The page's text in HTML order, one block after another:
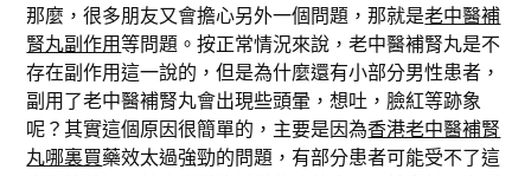
那麼，很多朋友又會擔心另外一個問題，那就是老中醫補
腎丸副作用等問題。按正常情況來說，老中醫補腎丸是不
存在副作用這一說的，但是為什麼還有小部分男性患者，
副用了老中醫補腎丸會出現些頭暈，想吐，臉紅等跡象
呢？其實這個原因很簡單的，主要是因為香港老中醫補腎
丸哪裏買藥效太過強勁的問題，有部分患者可能受不了這